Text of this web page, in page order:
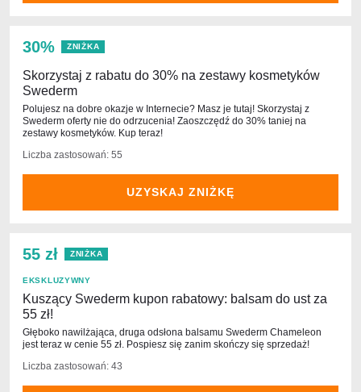
30% ZNIŻKA
Skorzystaj z rabatu do 30% na zestawy kosmetyków
Swederm
Polujesz na dobre okazje w Internecie? Masz je tutaj! Skorzystaj z
Swederm oferty nie do odrzucenia! Zaoszczędź do 30% taniej na
zestawy kosmetyków. Kup teraz!
Liczba zastosowań: 55
UZYSKAJ ZNIŻKĘ
55 zł ZNIŻKA
EKSKLUZYWNY
Kuszący Swederm kupon rabatowy: balsam do ust za
55 zł!
Głęboko nawilżająca, druga odsłona balsamu Swederm Chameleon
jest teraz w cenie 55 zł. Pospiesz się zanim skończy się sprzedaż!
Liczba zastosowań: 43